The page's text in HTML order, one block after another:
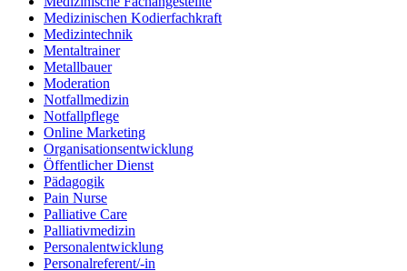
Medizinischen Kodierfachkraft
Medizintechnik
Mentaltrainer
Metallbauer
Moderation
Notfallmedizin
Notfallpflege
Online Marketing
Organisationsentwicklung
Öffentlicher Dienst
Pädagogik
Pain Nurse
Palliative Care
Palliativmedizin
Personalentwicklung
Personalreferent/-in